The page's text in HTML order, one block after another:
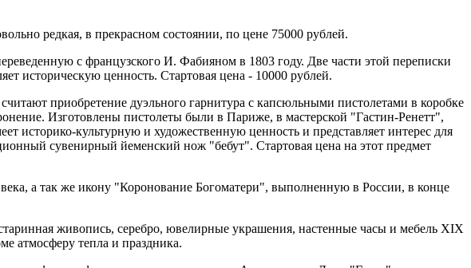
редкая, в прекрасном состоянии, по цене 75000 рублей.
с французского И. Фабияном в 1803 году. Две части этой переписки
историческую ценность. Стартовая цена - 10000 рублей.
приобретение дуэльного гарнитура с капсюльными пистолетами в коробке
Изготовлены пистолеты были в Париже, в мастерской "Гастин-Ренетт",
историко-культурную и художественную ценность и представляет интерес для
сувенирный йеменский нож "бебут". Стартовая цена на этот предмет
а так же икону "Коронование Богоматери", выполненную в России, в конце
живопись, серебро, ювелирные украшения, настенные часы и мебель XIX
атмосферу тепла и праздника.